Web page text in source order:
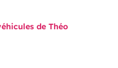
de Théo